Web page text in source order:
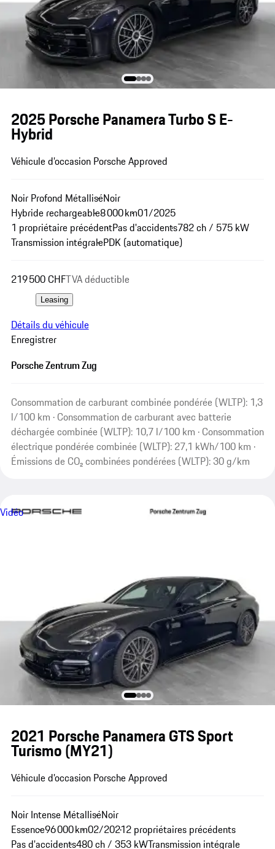
2025 Porsche Panamera Turbo S E-
Hybrid
Véhicule d’occasion Porsche Approved
Noir Profond MétalliséNoir
Hybride rechargeable8 000 km01/2025
1 propriétaire précédentPas d'accidents782 ch / 575 kW
Transmission intégralePDK (automatique)
219 500 CHFTVA déductible
Leasing
Détails du véhicule
Enregistrer
Porsche Zentrum Zug
Consommation de carburant combinée pondérée (WLTP): 1,3
l/100 km · Consommation de carburant avec batterie
déchargée combinée (WLTP): 10,7 l/100 km · Consommation
électrique pondérée combinée (WLTP): 27,1 kWh/100 km ·
Émissions de CO₂ combinées pondérées (WLTP): 30 g/km
Vidéo
2021 Porsche Panamera GTS Sport
Turismo (MY21)
Véhicule d’occasion Porsche Approved
Noir Intense MétalliséNoir
Essence96 000 km02/20212 propriétaires précédents
Pas d'accidents480 ch / 353 kWTransmission intégrale